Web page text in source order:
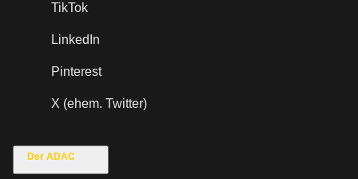
TikTok
LinkedIn
Pinterest
X (ehem. Twitter)
Der ADAC